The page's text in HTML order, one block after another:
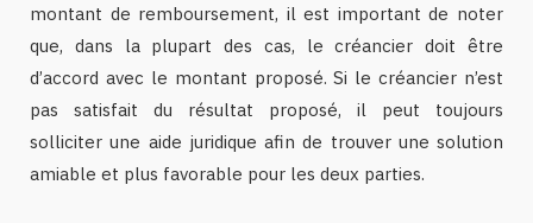
montant de remboursement, il est important de noter
que, dans la plupart des cas, le créancier doit être
d’accord avec le montant proposé. Si le créancier n’est
pas satisfait du résultat proposé, il peut toujours
solliciter une aide juridique afin de trouver une solution
amiable et plus favorable pour les deux parties.